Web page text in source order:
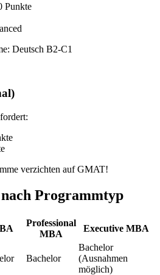
Punkte
Deutsch B2-C1
verzichten auf GMAT!
Programmtyp
Professional
MBA
Executive MBA
Bachelor
Bachelor
(Ausnahmen
möglich)